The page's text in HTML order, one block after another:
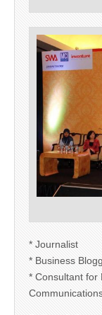
* Journalist
* Business
* Consultant for